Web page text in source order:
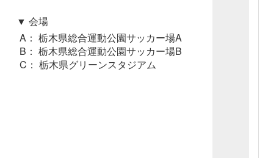
▼ 会場
A： 栃木県総合運動公園サッカー場A
B： 栃木県総合運動公園サッカー場B
C： 栃木県グリーンスタジアム